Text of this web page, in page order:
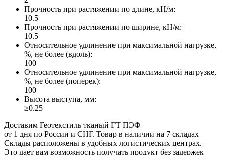
Прочность при растяжении по длине, кН/м:
10.5
Прочность при растяжении по ширине, кН/м:
10.5
Относительное удлинение при максимальной нагрузке,
%, не более (вдоль):
100
Относительное удлинение при максимальной нагрузке,
%, не более (поперек):
100
Высота выступа, мм:
≥0.25
Доставим Геотекстиль тканый ГТ ПЭФ
от 1 дня по России и СНГ. Товар в наличии на 7 складах
Склады расположены в удобных логистических центрах.
Это дает вам возможность получать продукт без задержек